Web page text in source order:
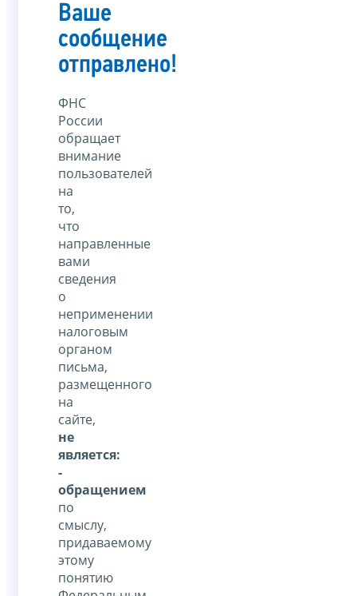
Ваше
сообщение
отправлено!
ФНС
России
обращает
внимание
пользователей
на
то,
что
направленные
вами
сведения
о
неприменении
налоговым
органом
письма,
размещенного
на
сайте,
не
является:
-
обращением
по
смыслу,
придаваемому
этому
понятию